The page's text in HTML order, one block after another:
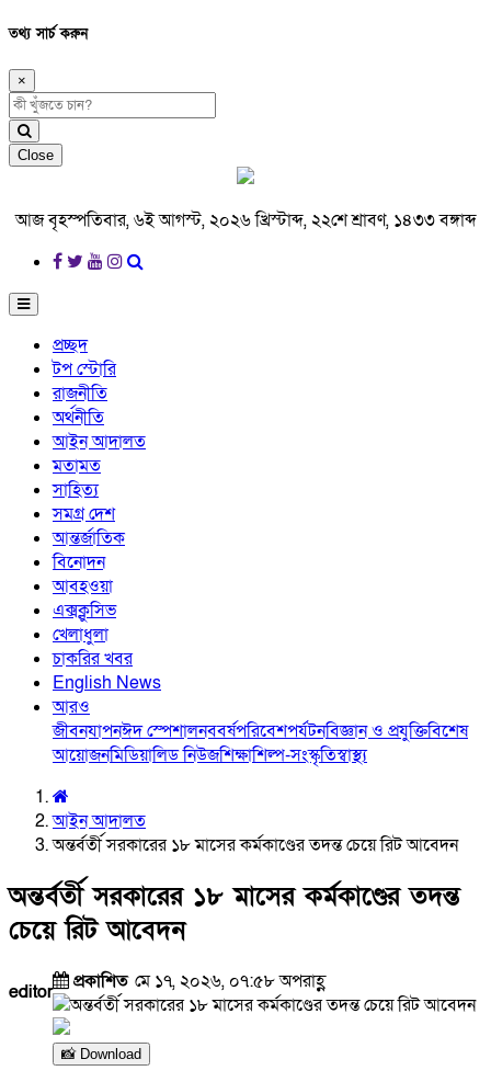
তথ্য সার্চ করুন
×
Close
আজ বৃহস্পতিবার, ৬ই আগস্ট, ২০২৬ খ্রিস্টাব্দ, ২২শে শ্রাবণ, ১৪৩৩ বঙ্গাব্দ
প্রচ্ছদ
টপ স্টোরি
রাজনীতি
অর্থনীতি
আইন আদালত
মতামত
সাহিত্য
সমগ্র দেশ
আন্তর্জাতিক
বিনোদন
আবহওয়া
এক্সক্লুসিভ
খেলাধুলা
চাকরির খবর
English News
আরও
জীবনযাপনঈদ স্পেশালনববর্ষপরিবেশপর্যটনবিজ্ঞান ও প্রযুক্তিবিশেষ
আয়োজনমিডিয়ালিড নিউজশিক্ষাশিল্প-সংস্কৃতিস্বাস্থ্য
আইন আদালত
অন্তর্বর্তী সরকারের ১৮ মাসের কর্মকাণ্ডের তদন্ত চেয়ে রিট আবেদন
অন্তর্বর্তী সরকারের ১৮ মাসের কর্মকাণ্ডের তদন্ত
চেয়ে রিট আবেদন
editor প্রকাশিত মে ১৭, ২০২৬, ০৭:৫৮ অপরাহ্ণ
📸 Download